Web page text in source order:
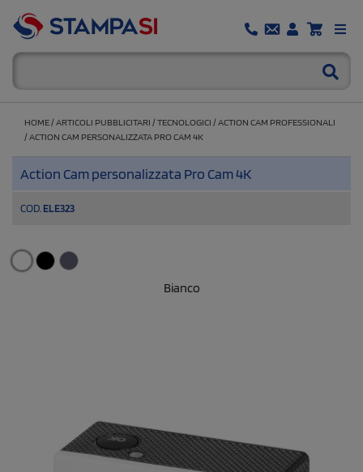
HOME /ARTICOLI PUBBLICITARI /TECNOLOGICI /ACTION CAM PROFESSIONALI
/ACTION CAM PERSONALIZZATA PRO CAM 4K
Action Cam personalizzata Pro Cam 4K
COD. ELE323
Bianco